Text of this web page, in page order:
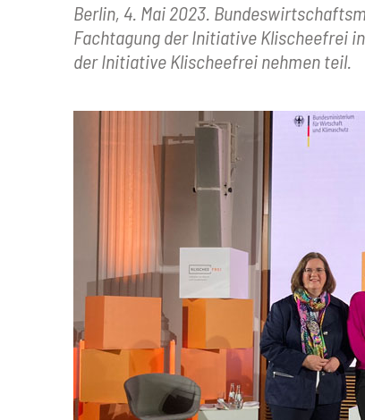
Berlin, 4. Mai 2023.
Fachtagung der Initiative Klischeefrei
der Initiative Klischeefrei nehmen teil.